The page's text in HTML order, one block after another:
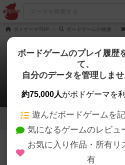
ボドゲーマTOP ボードゲームの検索
ポニー急行便（ポニ
0件の動
4 1
ポニー急行便（ポニーエク
ボードゲームのプレイ履歴
て、
自分のデータを管理しませ
約75,000人がボドゲーマを
遊んだボードゲームを
気になるゲームのレビュ
お気に入り作品・所有リ
有